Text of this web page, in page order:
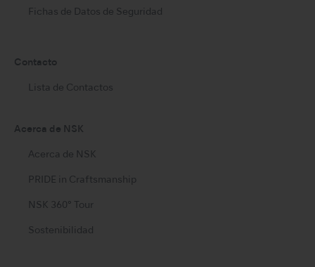
Fichas de Datos de Seguridad
Contacto
Lista de Contactos
Acerca de NSK
Acerca de NSK
PRIDE in Craftsmanship
NSK 360° Tour
Sostenibilidad